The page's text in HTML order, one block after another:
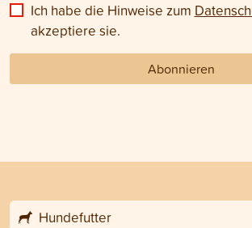
Ich habe die Hinweise zum
akzeptiere sie.
Abonnieren
Hundefutter